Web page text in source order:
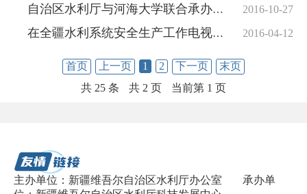
2016-10-27
自治区水利厅与河海大学联合承办第二期援助新疆水利安全监督人员专业培训班
2016-04-12
在全疆水利系统安全生产工作电视电话会议上的工作报告
首页 上一页 1 2 下一页
末页
共 25 条
共 2 页 当前第 1 页
主办单位：新疆维吾尔自治区水利厅办公室
承办单